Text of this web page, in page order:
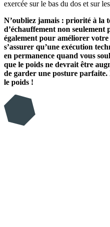
exercée sur le bas du dos et sur
N’oubliez jamais : priorité à la
d’échauffement non seulement
également pour améliorer votre
s’assurer qu’une exécution
en permanence quand vous
que le poids ne devrait être
de garder une posture
le poids !